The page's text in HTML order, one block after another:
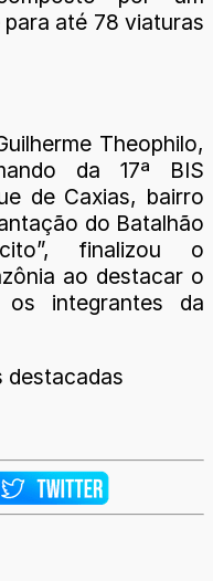
até 78 viaturas
Theophilo,
da 17ª BIS
de Caxias, bairro
do Batalhão
finalizou o
ao destacar o
integrantes da
destacadas